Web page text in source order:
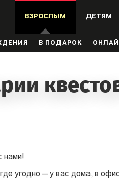
ВЗРОСЛЫМ ДЕТЯМ
В ПОДАРОК
нами!
угодно — у вас дома, в